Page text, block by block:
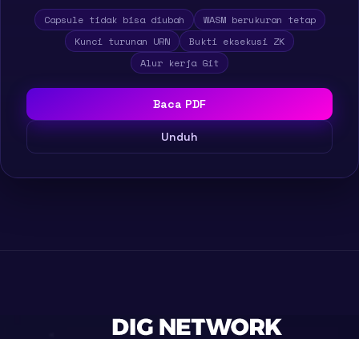
Capsule tidak bisa diubah
WASM berukuran tetap
Kunci turunan URN
Bukti eksekusi ZK
Alur kerja Git
Baca PDF
Unduh